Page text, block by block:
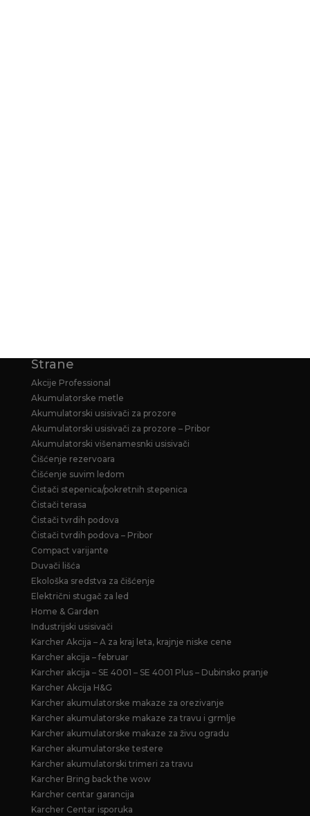
Strane
Akcije Professional
Akumulatorske metle
Akumulatorski usisivači za prozore
Akumulatorski usisivači za prozore – Pribor
Akumulatorski višenamesnki usisivači
Čišćenje rezervoara
Čišćenje suvim ledom
Čistači stepenica/pokretnih stepenica
Čistači terasa
Čistači tvrdih podova
Čistači tvrdih podova – Pribor
Compact varijante
Duvači lišća
Ekološka sredstva za čišćenje
Električni stugač za led
Home & Garden
Industrijski usisivači
Karcher Akcija – A za kraj leta, krajnje niske cene
Karcher akcija – februar
Karcher akcija – SE 4001 – SE 4001 Plus – Dubinsko pranje
Karcher Akcija H&G
Karcher akumulatorske makaze za orezivanje
Karcher akumulatorske makaze za travu i grmlje
Karcher akumulatorske makaze za živu ogradu
Karcher akumulatorske testere
Karcher akumulatorski trimeri za travu
Karcher Bring back the wow
Karcher centar garancija
Karcher Centar isporuka